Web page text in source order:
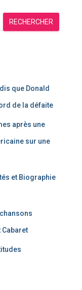
RECHERCHER
que Donald
de la défaite
après une
sur une
et Biographie
Cabaret